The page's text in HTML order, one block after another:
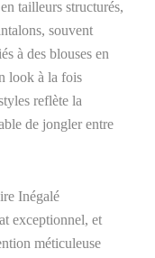
tailleurs structurés,
souvent
à des blouses en
look à la fois
reflète la
de jongler entre
Inégalé
exceptionnel, et
méticuleuse